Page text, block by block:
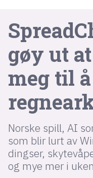
gøy ut
meg til
Norske spill, AI
som blir lurt av
dingser,
og mye mer i
lys modus
mørk modus
nyhetsbrev
LinkedIn
Bluesky
Facebook